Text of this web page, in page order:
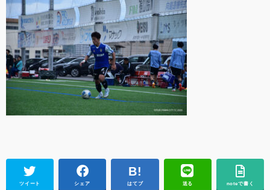
ツイート シェア はてブ 送る noteで書く